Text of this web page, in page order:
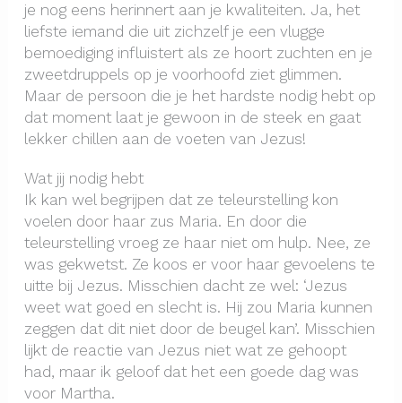
je nog eens herinnert aan je kwaliteiten. Ja, het
liefste iemand die uit zichzelf je een vlugge
bemoediging influistert als ze hoort zuchten en je
zweetdruppels op je voorhoofd ziet glimmen.
Maar de persoon die je het hardste nodig hebt op
dat moment laat je gewoon in de steek en gaat
lekker chillen aan de voeten van Jezus!
Wat jij nodig hebt
Ik kan wel begrijpen dat ze teleurstelling kon
voelen door haar zus Maria. En door die
teleurstelling vroeg ze haar niet om hulp. Nee, ze
was gekwetst. Ze koos er voor haar gevoelens te
uitte bij Jezus. Misschien dacht ze wel: ‘Jezus
weet wat goed en slecht is. Hij zou Maria kunnen
zeggen dat dit niet door de beugel kan’. Misschien
lijkt de reactie van Jezus niet wat ze gehoopt
had, maar ik geloof dat het een goede dag was
voor Martha.